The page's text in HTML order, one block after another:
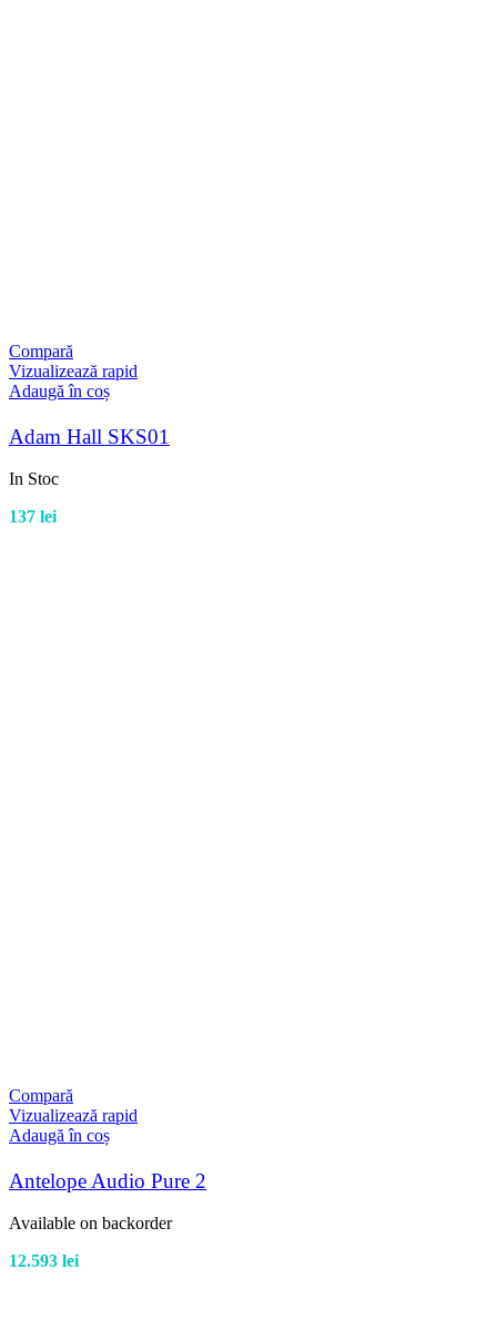
Compară
Vizualizează rapid
Adaugă în coș
Adam Hall SKS01
In Stoc
137 lei
Compară
Vizualizează rapid
Adaugă în coș
Antelope Audio Pure 2
Available on backorder
12.593 lei